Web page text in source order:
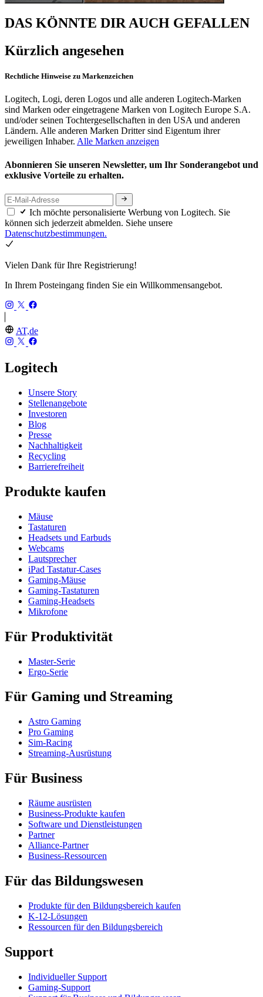
DAS KÖNNTE DIR AUCH GEFALLEN
Kürzlich angesehen
Rechtliche Hinweise zu Markenzeichen
Logitech, Logi, deren Logos und alle anderen Logitech-Marken
sind Marken oder eingetragene Marken von Logitech Europe S.A.
und/oder seinen Tochtergesellschaften in den USA und anderen
Ländern. Alle anderen Marken Dritter sind Eigentum ihrer
jeweiligen Inhaber. Alle Marken anzeigen
Abonnieren Sie unseren Newsletter, um Ihr Sonderangebot und
exklusive Vorteile zu erhalten.
Ich möchte personalisierte Werbung von Logitech. Sie
können sich jederzeit abmelden. Siehe unsere
Datenschutzbestimmungen.
Vielen Dank für Ihre Registrierung!
In Ihrem Posteingang finden Sie ein Willkommensangebot.
AT,de
Logitech
Unsere Story
Stellenangebote
Investoren
Blog
Presse
Nachhaltigkeit
Recycling
Barrierefreiheit
Produkte kaufen
Mäuse
Tastaturen
Headsets und Earbuds
Webcams
Lautsprecher
iPad Tastatur-Cases
Gaming-Mäuse
Gaming-Tastaturen
Gaming-Headsets
Mikrofone
Für Produktivität
Master-Serie
Ergo-Serie
Für Gaming und Streaming
Astro Gaming
Pro Gaming
Sim-Racing
Streaming-Ausrüstung
Für Business
Räume ausrüsten
Business-Produkte kaufen
Software und Dienstleistungen
Partner
Alliance-Partner
Business-Ressourcen
Für das Bildungswesen
Produkte für den Bildungsbereich kaufen
K-12-Lösungen
Ressourcen für den Bildungsbereich
Support
Individueller Support
Gaming-Support